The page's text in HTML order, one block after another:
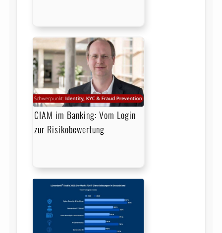
CIAM im Banking: Vom Login
zur Risikobewertung